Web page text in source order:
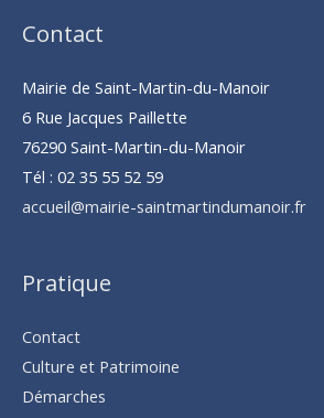
Contact
Mairie de Saint-Martin-du-Manoir
6 Rue Jacques Paillette
76290 Saint-Martin-du-Manoir
Tél : 02 35 55 52 59
accueil@mairie-saintmartindumanoir.fr
Pratique
Contact
Culture et Patrimoine
Démarches